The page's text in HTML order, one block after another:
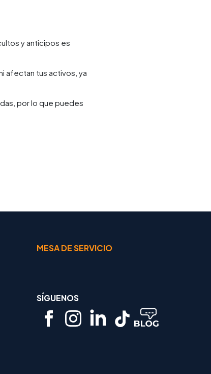
y anticipos es
afectan tus activos, ya
por lo que puedes
MESA DE SERVICIO
SÍGUENOS